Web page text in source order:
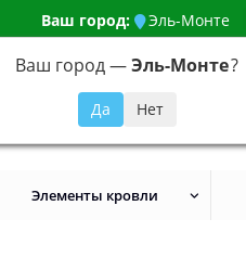
Ваш город: Эль-Монте
Ваш город —Эль-Монте?
648-92-94
Элементы кровли